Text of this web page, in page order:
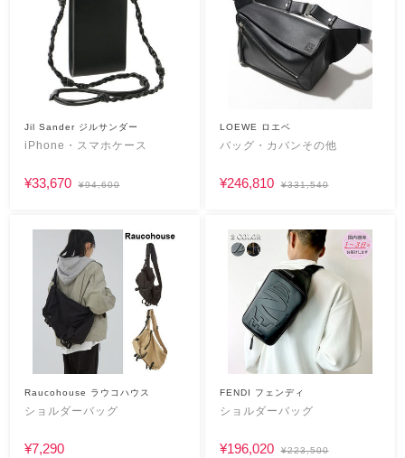
Jil Sander ジルサンダー
iPhone・スマホケース
¥33,670 ¥94,600
LOEWE ロエベ
バッグ・カバンその他
¥246,810 ¥331,540
Raucohouse ラウコハウス
ショルダーバッグ
¥7,290
FENDI フェンディ
ショルダーバッグ
¥196,020 ¥223,500